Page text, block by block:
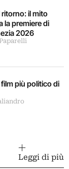
ritorno: il mito
la premiere di
2026
film più politico di
Leggi di più